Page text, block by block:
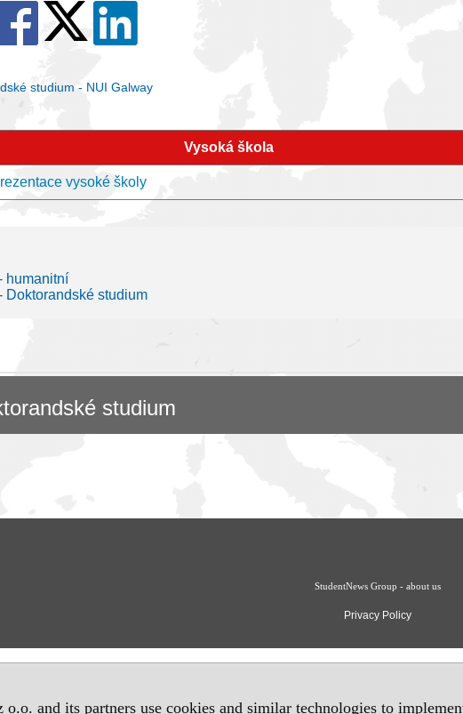
o.o. and its partners use cookies and similar technologies to
studium - NUI Galway
Vysoká škola
vysoké školy
humanitní
Doktorandské studium
studium
StudentNews Group - about us
Privacy Policy